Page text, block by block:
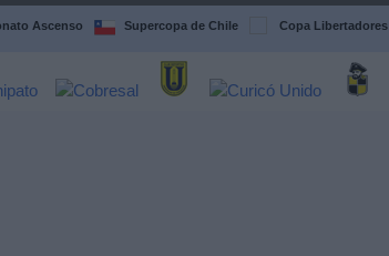
Ascenso Supercopa de Chile Copa Libertadores